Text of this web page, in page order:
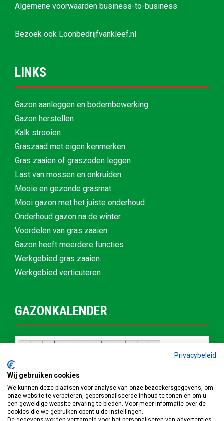
Algemene voorwaarden business-to-business
Bezoek ook Loonbedrijfvankleef.nl
LINKS
Gazon aanleggen en bodembewerking
Gazon herstellen
Kalk strooien
Graszaad met eigen kenmerken
Gras zaaien of graszoden leggen
Last van mossen en onkruiden
Mooie en gezonde grasmat
Mooi gazon met het juiste onderhoud
Onderhoud gazon na de winter
Voordelen van gras zaaien
Gazon heeft meerdere functies
Werkgebied gras zaaien
Werkgebied verticuteren
GAZONKALENDER
Privacybeleid
Wij gebruiken cookies
We kunnen deze plaatsen voor analyse van onze bezoekersgegevens, om
onze website te verbeteren, gepersonaliseerde inhoud te tonen en om u
een geweldige website-ervaring te bieden. Voor meer informatie over de
cookies die we gebruiken opent u de instellingen.